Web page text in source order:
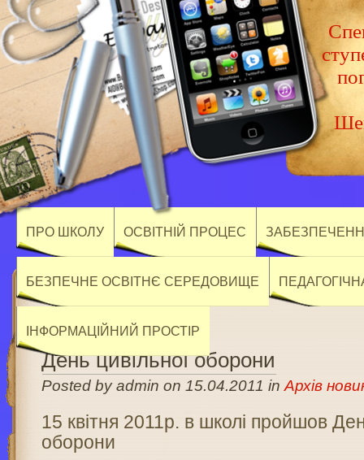
ПРО ШКОЛУ ОСВІТНІЙ ПРОЦЕС
БЕЗПЕЧНЕ ОСВІТНЄ СЕРЕДОВИЩЕ
ІНФОРМАЦІЙНИЙ ПРОСТІР
День цивільної оборони
Posted by admin on 15.04.2011 inАрхів
15 квітня 2011р. в школі пройшов
оборони